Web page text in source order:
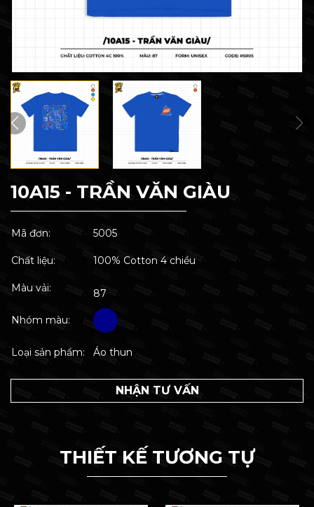
10A15 - TRẦN VĂN GIÀU
Mã đơn: 5005
Chất liệu: 100% Cotton 4 chiều
Màu vải: 87
Nhóm màu:
Loại sản phẩm: Áo thun
NHẬN TƯ VẤN
THIẾT KẾ TƯƠNG TỰ